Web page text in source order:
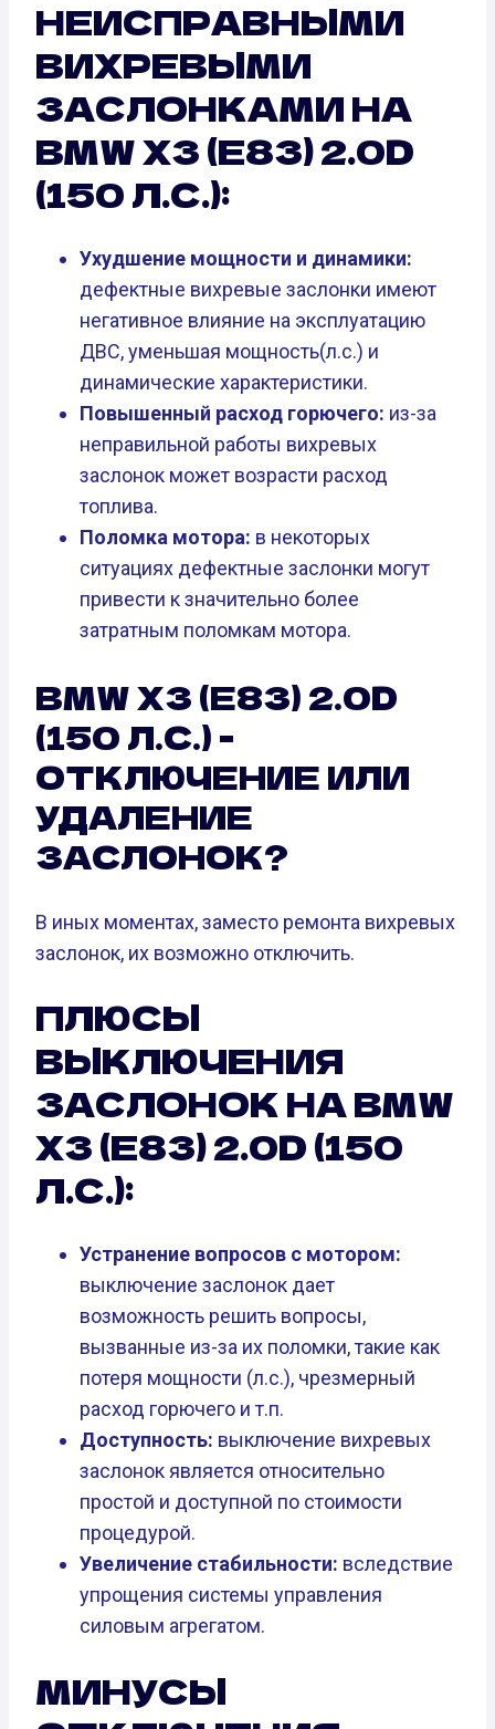
НЕИСПРАВНЫМИ
ВИХРЕВЫМИ
ЗАСЛОНКАМИ НА
BMW X3 (E83) 2.0D
(150 Л.С.):
Ухудшение мощности и динамики:
дефектные вихревые заслонки имеют
негативное влияние на эксплуатацию
ДВС, уменьшая мощность(л.с.) и
динамические характеристики.
Повышенный расход горючего: из-за
неправильной работы вихревых
заслонок может возрасти расход
топлива.
Поломка мотора: в некоторых
ситуациях дефектные заслонки могут
привести к значительно более
затратным поломкам мотора.
BMW X3 (E83) 2.0D
(150 Л.С.) -
ОТКЛЮЧЕНИЕ ИЛИ
УДАЛЕНИЕ
ЗАСЛОНОК?
В иных моментах, заместо ремонта вихревых
заслонок, их возможно отключить.
ПЛЮСЫ
ВЫКЛЮЧЕНИЯ
ЗАСЛОНОК НА BMW
X3 (E83) 2.0D (150
Л.С.):
Устранение вопросов с мотором:
выключение заслонок дает
возможность решить вопросы,
вызванные из-за их поломки, такие как
потеря мощности (л.с.), чрезмерный
расход горючего и т.п.
Доступность: выключение вихревых
заслонок является относительно
простой и доступной по стоимости
процедурой.
Увеличение стабильности: вследствие
упрощения системы управления
силовым агрегатом.
МИНУСЫ